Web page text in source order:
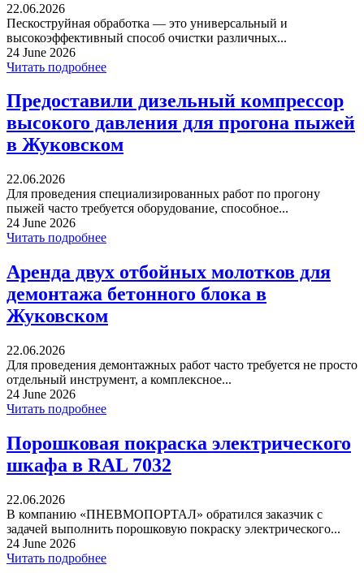
22.06.2026
Пескоструйная обработка — это универсальный и
высокоэффективный способ очистки различных...
24 June 2026
Читать подробнее
Предоставили дизельный компрессор
высокого давления для прогона пыжей
в Жуковском
22.06.2026
Для проведения специализированных работ по прогону
пыжей часто требуется оборудование, способное...
24 June 2026
Читать подробнее
Аренда двух отбойных молотков для
демонтажа бетонного блока в
Жуковском
22.06.2026
Для проведения демонтажных работ часто требуется не просто
отдельный инструмент, а комплексное...
24 June 2026
Читать подробнее
Порошковая покраска электрического
шкафа в RAL 7032
22.06.2026
В компанию «ПНЕВМОПОРТАЛ» обратился заказчик с
задачей выполнить порошковую покраску электрического...
24 June 2026
Читать подробнее